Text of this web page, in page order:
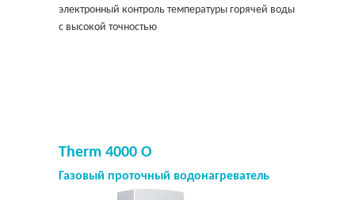
электронный контроль температуры горячей воды
с высокой точностью
Therm 4000 O
Газовый проточный водонагреватель